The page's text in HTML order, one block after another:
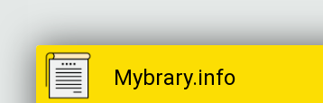
Mybrary.info